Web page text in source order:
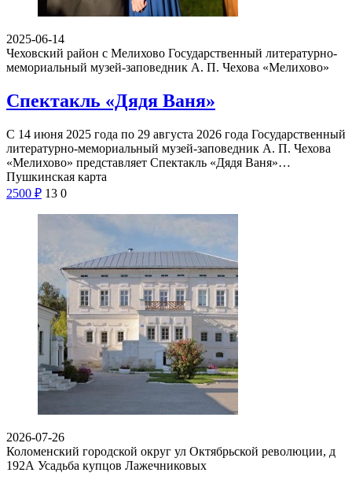
2025-06-14
Чеховский район с Мелихово Государственный литературно-
мемориальный музей-заповедник А. П. Чехова «Мелихово»
Спектакль «Дядя Ваня»
С 14 июня 2025 года по 29 августа 2026 года Государственный
литературно-мемориальный музей-заповедник А. П. Чехова
«Мелихово» представляет Спектакль «Дядя Ваня»…
Пушкинская карта
2500 ₽ 13 0
2026-07-26
Коломенский городской округ ул Октябрьской революции, д
192А Усадьба купцов Лажечниковых